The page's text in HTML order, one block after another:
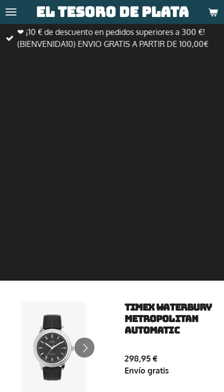
Ir
al
contenido
principal
El tesoro de plata
❤ ¡10 € de descuento en pedidos superiores a 300 €!
(BIENVENIDA10) ENVIO GRATIS A PARTIR DE 100,00€
Timex Waterbury
Metropolitan
Automatic
298,95 €
Envío gratis